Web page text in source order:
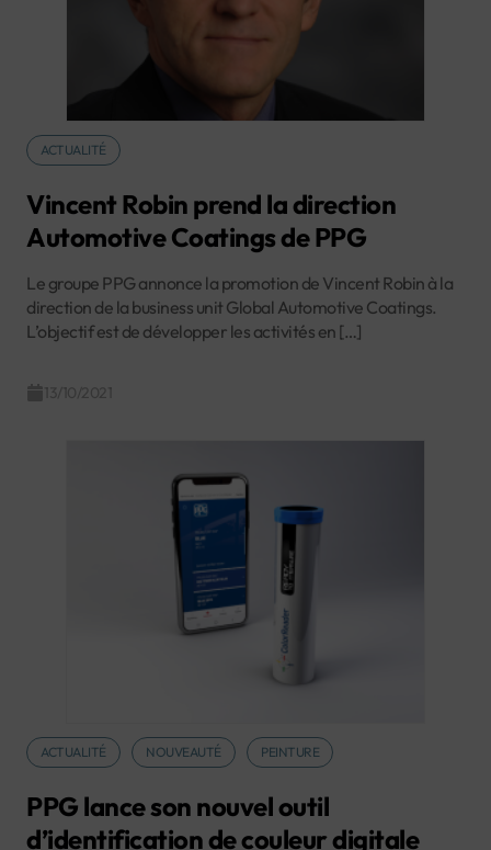
ACTUALITÉ
Vincent Robin prend la direction
Automotive Coatings de PPG
Le groupe PPG annonce la promotion de Vincent Robin à la
direction de la business unit Global Automotive Coatings.
L’objectif est de développer les activités en […]
ACTUALITÉ NOUVEAUTÉ PEINTURE
PPG lance son nouvel outil
d’identification de couleur digitale